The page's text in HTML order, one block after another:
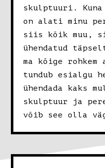
skulptuuri. Kuna
on alati minu
siis kõik muu,
ühendatud
ma kõige rohkem
tundub esialgu
ühendada kaks
skulptuur ja
võib see olla